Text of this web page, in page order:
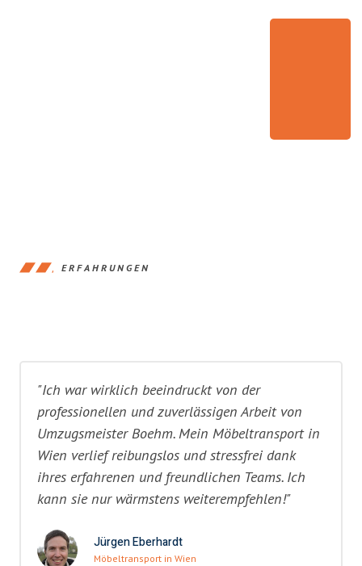
ERFAHRUNGEN
"Ich war wirklich beeindruckt von der
professionellen und zuverlässigen Arbeit von
Umzugsmeister Boehm. Mein Möbeltransport in
Wien verlief reibungslos und stressfrei dank
ihres erfahrenen und freundlichen Teams. Ich
kann sie nur wärmstens weiterempfehlen!"
Jürgen Eberhardt
Möbeltransport in Wien